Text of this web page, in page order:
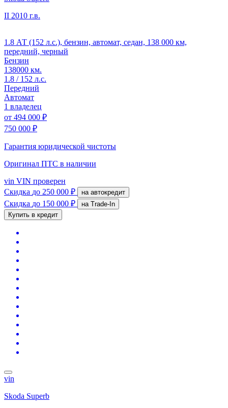
II 2010 г.в.
1.8 АТ (152 л.с.), бензин, автомат, седан, 138 000 км,
передний, черный
Бензин
138000 км.
1.8 / 152 л.с.
Передний
Автомат
1 владелец
от 494 000 ₽
750 000 ₽
Гарантия юридической чистоты
Оригинал ПТС в наличии
vin VIN проверен
Скидка до 250 000 ₽ на автокредит
Скидка до 150 000 ₽
на Trade-In
Купить в кредит
vin
Skoda Superb